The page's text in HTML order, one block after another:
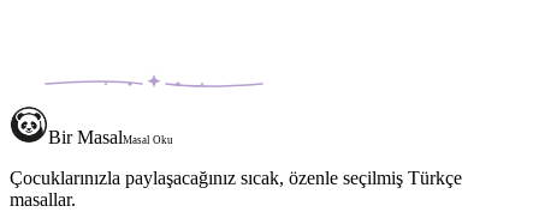
Bir MasalMasal Oku
Çocuklarınızla paylaşacağınız sıcak, özenle seçilmiş Türkçe
masallar.